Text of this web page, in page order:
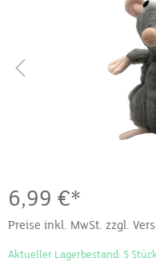
6,99 €*
Preise inkl. MwSt. zzgl.
Aktueller Lagerbestand: 5